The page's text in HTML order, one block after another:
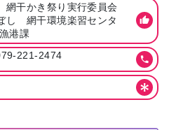
干かき祭り実行委員会
し 網干環境楽習センタ
港課
221-2474